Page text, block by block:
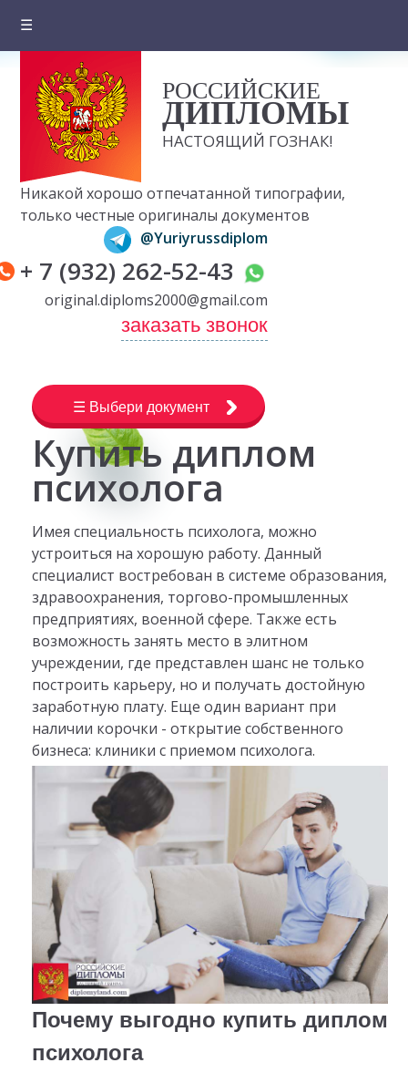
☰
О компании
Цены на документы
Вопросы и ответы
Отзывы клиентов
Оплата и доставка
Контакты
РОССИЙСКИЕ
ДИПЛОМЫ
НАСТОЯЩИЙ ГОЗНАК!
Никакой хорошо отпечатанной типографии,
только честные оригиналы документов
@Yuriyrussdiplom
+ 7 (932) 262-52-43
original.diploms2000@gmail.com
заказать звонок
☰ Выбери документ
Купить диплом
психолога
Имея специальность психолога, можно
устроиться на хорошую работу. Данный
специалист востребован в системе образования,
здравоохранения, торгово-промышленных
предприятиях, военной сфере. Также есть
возможность занять место в элитном
учреждении, где представлен шанс не только
построить карьеру, но и получать достойную
заработную плату. Еще один вариант при
наличии корочки - открытие собственного
бизнеса: клиники с приемом психолога.
Почему выгодно купить диплом
психолога